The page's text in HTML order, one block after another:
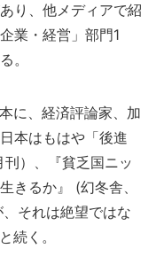
り、他メディアで紹
業・経営」部門1
。
に、経済評論家、加
本はもはや「後進
）、『貧乏国ニッ
るか』 (幻冬舎、
それは絶望ではな
続く。